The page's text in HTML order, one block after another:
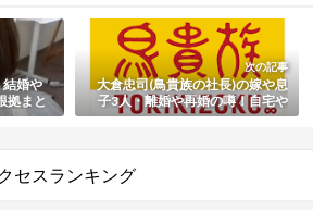
結婚や
拠まと
次の記事
大倉忠司(鳥貴族の社長)の嫁や息
子3人・離婚や再婚の噂！自宅や
資産も総まとめ
セスランキング